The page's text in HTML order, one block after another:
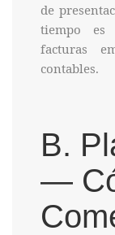
de
tiempo es
facturas
contables.
B.
—